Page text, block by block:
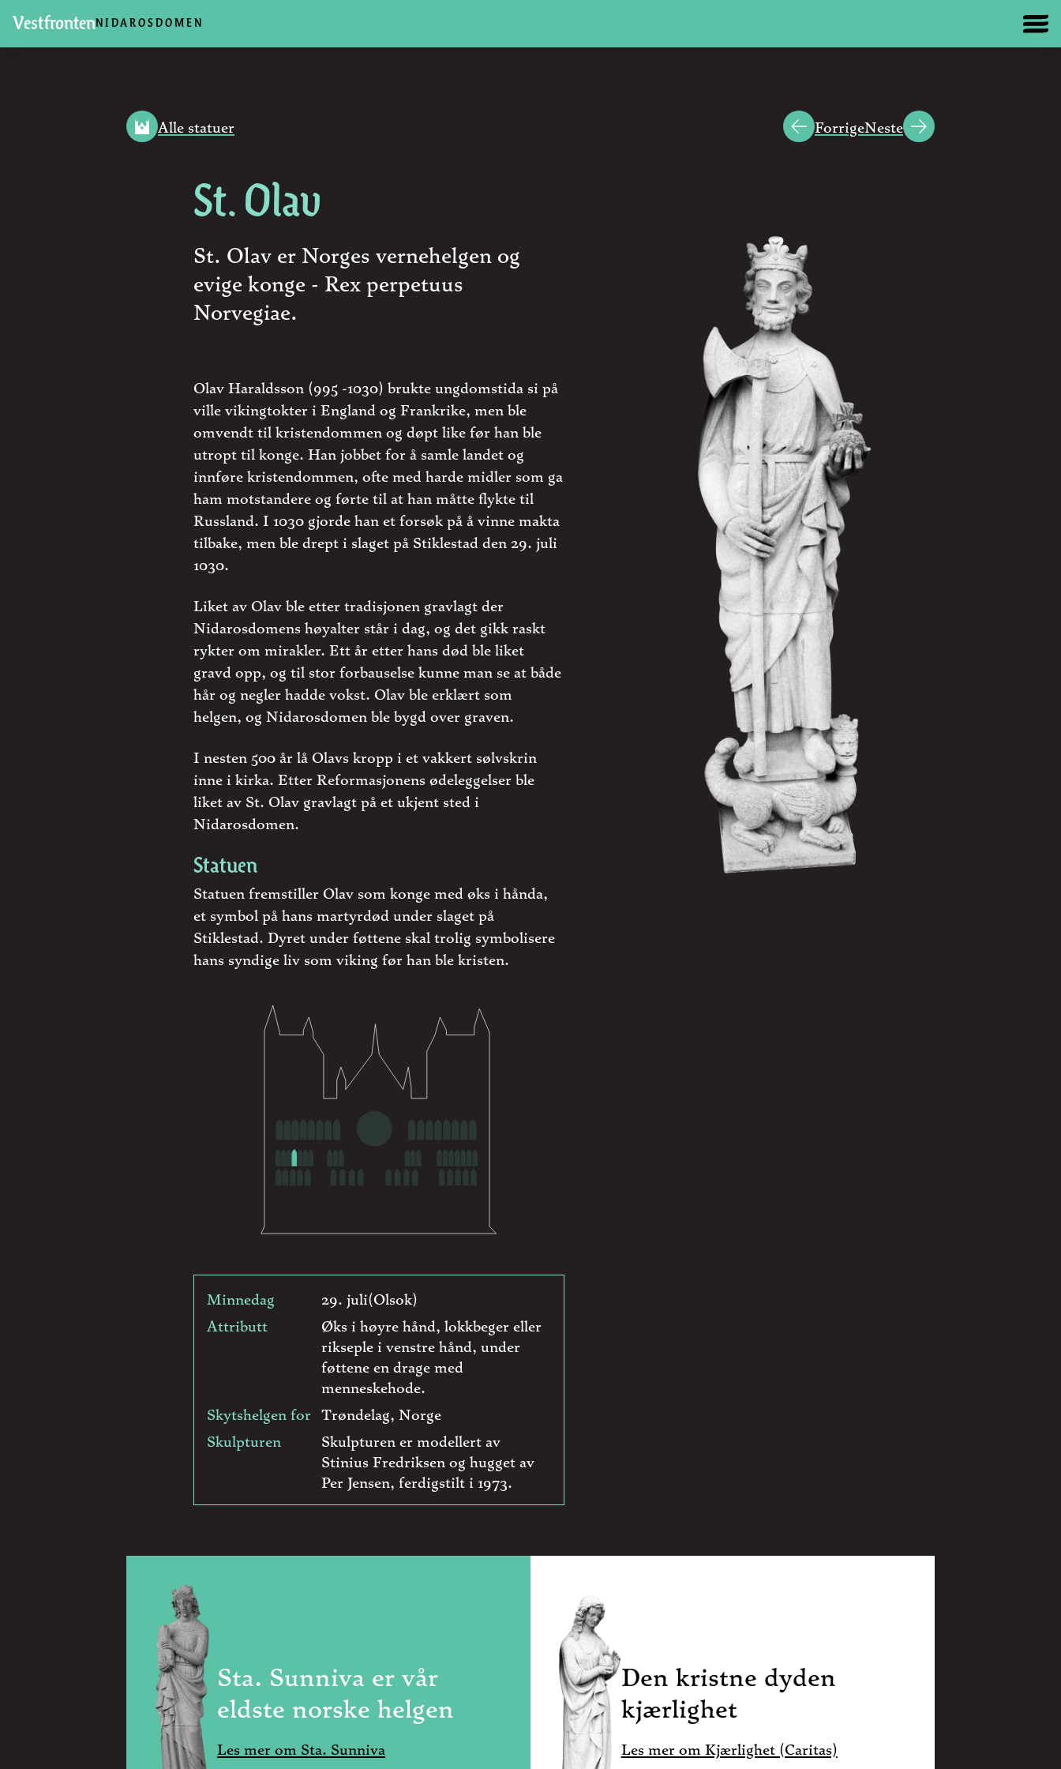
VestfrontenNIDAROSDOMEN
Alle statuer ForrigeNeste
St. Olav
St. Olav er Norges vernehelgen og
evige konge - Rex perpetuus
Norvegiae.
Olav Haraldsson (995 -1030) brukte ungdomstida si på
ville vikingtokter i England og Frankrike, men ble
omvendt til kristendommen og døpt like før han ble
utropt til konge. Han jobbet for å samle landet og
innføre kristendommen, ofte med harde midler som ga
ham motstandere og førte til at han måtte flykte til
Russland. I 1030 gjorde han et forsøk på å vinne makta
tilbake, men ble drept i slaget på Stiklestad den 29. juli
1030.
Liket av Olav ble etter tradisjonen gravlagt der
Nidarosdomens høyalter står i dag, og det gikk raskt
rykter om mirakler. Ett år etter hans død ble liket
gravd opp, og til stor forbauselse kunne man se at både
hår og negler hadde vokst. Olav ble erklært som
helgen, og Nidarosdomen ble bygd over graven.
I nesten 500 år lå Olavs kropp i et vakkert sølvskrin
inne i kirka. Etter Reformasjonens ødeleggelser ble
liket av St. Olav gravlagt på et ukjent sted i
Nidarosdomen.
Statuen
Statuen fremstiller Olav som konge med øks i hånda,
et symbol på hans martyrdød under slaget på
Stiklestad. Dyret under føttene skal trolig symbolisere
hans syndige liv som viking før han ble kristen.
Minnedag
29. juli(Olsok)
Attributt
Øks i høyre hånd, lokkbeger eller
rikseple i venstre hånd, under
føttene en drage med
menneskehode.
Skytshelgen for Trøndelag, Norge
Skulpturen
Skulpturen er modellert av
Stinius Fredriksen og hugget av
Per Jensen, ferdigstilt i 1973.
Sta. Sunniva er vår
eldste norske helgen
Les mer om Sta. Sunniva
Den kristne dyden
kjærlighet
Les mer om Kjærlighet (Caritas)